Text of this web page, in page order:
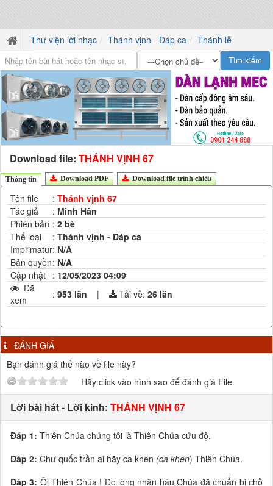
Thư viện lời nhạc Thánh vịnh - Đáp ca Thánh lễ
Download file: THÁNH VỊNH 67
Thông tin Download PDF Download file trình chiếu
Tên file : Thánh vịnh 67
Tác giả
: Minh Hân
Phiên bản : 2 bè
Thể loại
: Thánh vịnh - Đáp ca
Imprimatur: N/A
Bản quyền: N/A
Cập nhật : 12/05/2023 04:09
Đã
xem
: 953 lần | Tải về: 26 lần
ĐÁNH GIÁ
Bạn đánh giá thế nào về file này?
Hãy click vào hình sao để đánh giá File
Lời bài hát - Lời kinh: THÁNH VỊNH 67
Đáp 1: Thiên Chúa chúng tôi là Thiên Chúa cứu độ.
Đáp 2: Chư quốc trần ai hãy ca khen (ca khen) Thiên Chúa.
Đáp 3: Ôi Thiên Chúa ! Do lòng nhân hậu Chúa đã chuẩn bị chỗ